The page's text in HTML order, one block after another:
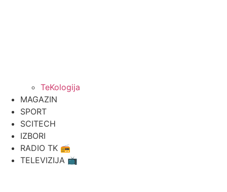
TeKologija
MAGAZIN
SPORT
SCITECH
IZBORI
RADIO TK 📻
TELEVIZIJA 📺